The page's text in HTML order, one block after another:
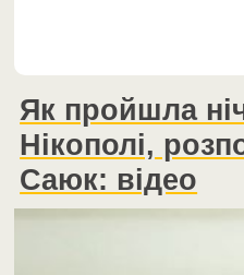
Як пройшла
Нікополі,
Саюк: відео